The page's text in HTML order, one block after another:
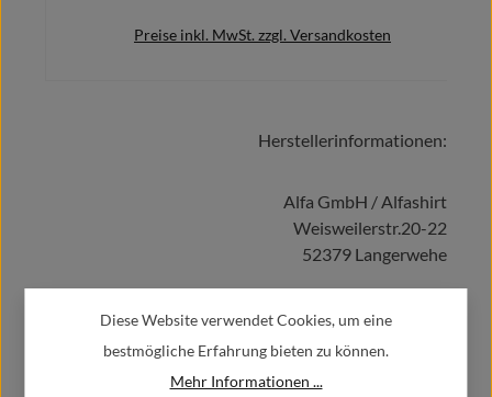
Preise inkl. MwSt. zzgl. Versandkosten
Details
Herstellerinformationen:
Alfa GmbH / Alfashirt
Weisweilerstr.20-22
52379 Langerwehe
info@alfashirt.de
Herstellerdatenblätter
Diese Website verwendet Cookies, um eine
bestmögliche Erfahrung bieten zu können.
Mehr Informationen ...